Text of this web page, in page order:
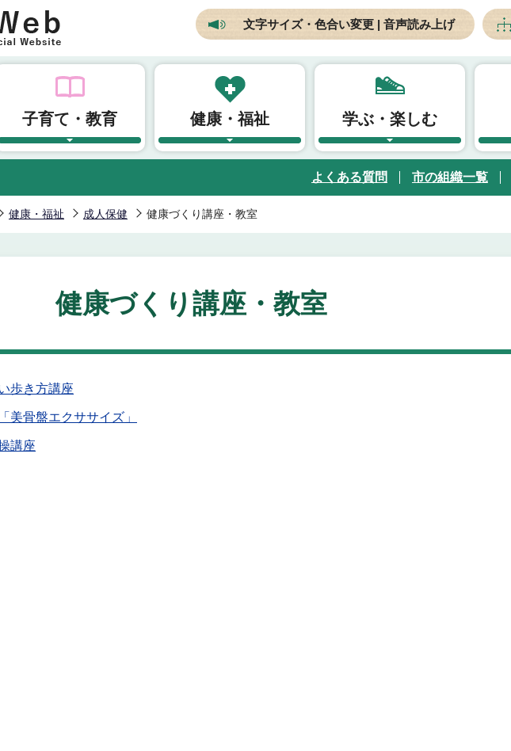
文字サイズ・色合い変更 | 音声読み上げ
子育て・教育 健康・福祉 学ぶ・楽しむ
よくある質問 市の組織一覧
健康・福祉 成人保健 健康づくり講座・教室
健康づくり講座・教室
歩き方講座
美骨盤エクササイズ」
講座